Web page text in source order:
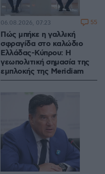
Πώς μπήκε η γαλλική
σφραγίδα στο καλώδιο
Ελλάδας-Κύπρου: Η
γεωπολιτική σημασία της
εμπλοκής της Meridiam
06.08.2026, 07:23 55